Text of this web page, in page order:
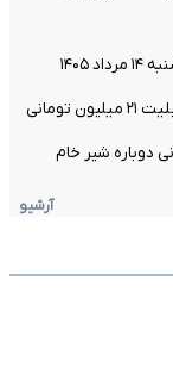
دوباره شیر خام
آرشیو